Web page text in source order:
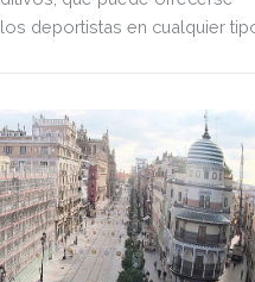
deportistas en cualquier